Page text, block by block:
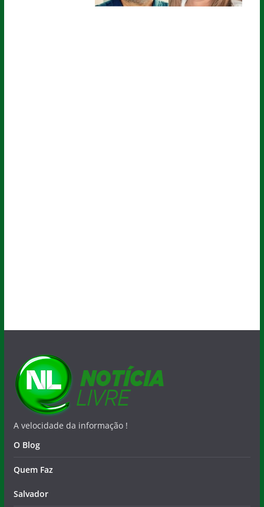
A velocidade da informação !
O Blog
Quem Faz
Salvador